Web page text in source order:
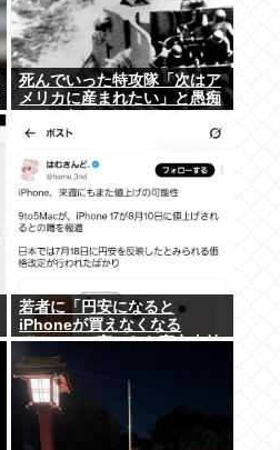
死んでいった特攻隊「次はア
メリカに産まれたい」と愚痴
若者に「円安になると
iPhoneが買えなくなる
ぞ！」って言ったら高市支持
する奴減りそうだよな